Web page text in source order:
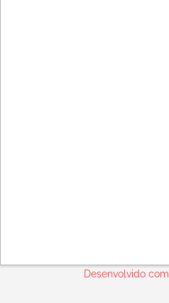
Desenvolvido com